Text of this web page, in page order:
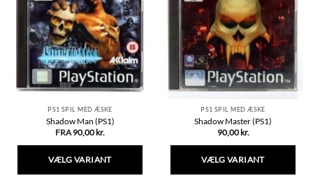
Mulighederne
kan
vælges
på
varesiden
PS1 SPIL MED ÆSKE
Shadow Man (PS1)
FRA90,00 kr.
VÆLG VARIANT
PS1 SPIL MED ÆSKE
Shadow Master (PS1)
90,00 kr.
VÆLG VARIANT